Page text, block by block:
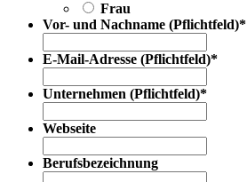
Frau
Vor- und Nachname (Pflichtfeld)*
E-Mail-Adresse (Pflichtfeld)*
Unternehmen (Pflichtfeld)*
Webseite
Berufsbezeichnung